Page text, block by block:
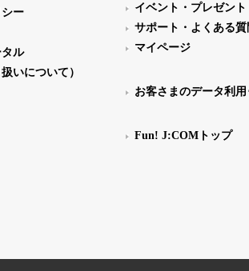
ー
ル
いについて）
イベント・プレゼント
サポート・よくある質
マイページ
お客さまのデータ利
Fun! J:COMトップ